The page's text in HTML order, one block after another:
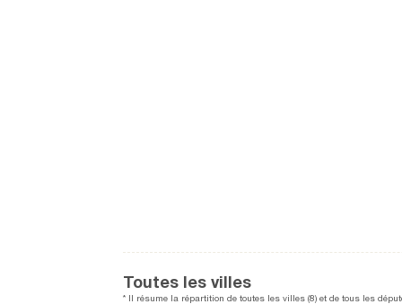
Toutes les villes
* Il résume la répartition de toutes les villes (8) et de tous les